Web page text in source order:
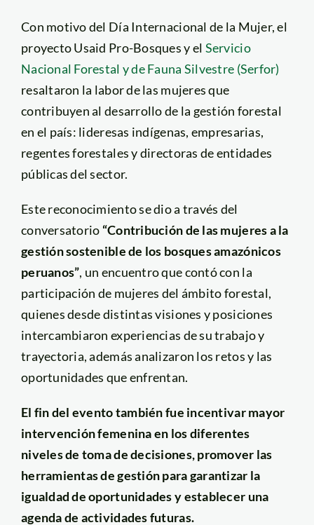
Con motivo del Día Internacional de la Mujer, el
proyecto Usaid Pro-Bosques y el Servicio
Nacional Forestal y de Fauna Silvestre (Serfor)
resaltaron la labor de las mujeres que
contribuyen al desarrollo de la gestión forestal
en el país: lideresas indígenas, empresarias,
regentes forestales y directoras de entidades
públicas del sector.
Este reconocimiento se dio a través del
conversatorio “Contribución de las mujeres a la
gestión sostenible de los bosques amazónicos
peruanos”, un encuentro que contó con la
participación de mujeres del ámbito forestal,
quienes desde distintas visiones y posiciones
intercambiaron experiencias de su trabajo y
trayectoria, además analizaron los retos y las
oportunidades que enfrentan.
El fin del evento también fue incentivar mayor
intervención femenina en los diferentes
niveles de toma de decisiones, promover las
herramientas de gestión para garantizar la
igualdad de oportunidades y establecer una
agenda de actividades futuras.